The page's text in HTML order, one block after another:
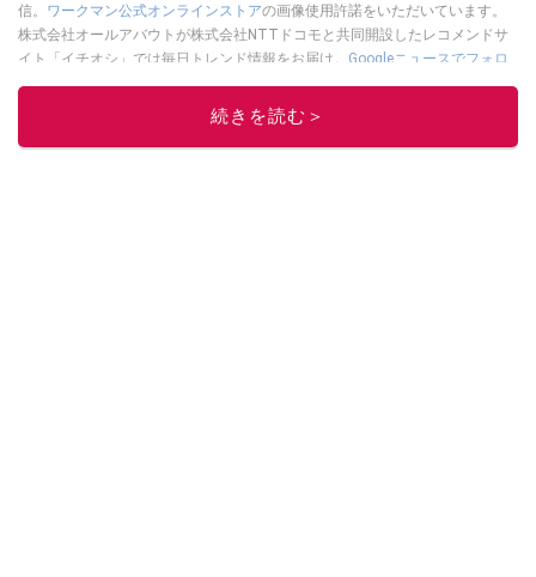
信。 ワークマン公式オンラインストアの画像使用許諾をいただいています。
株式会社オールアバウトが株式会社NTTドコモと共同開設したレコメンドサ
イト「イチオシ」では毎日トレンド情報をお届け。 Googleニュースでフォロ
このイチオシストの他の記事を読む
続きを読む＞